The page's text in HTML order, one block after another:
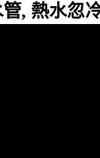
, 熱水忽